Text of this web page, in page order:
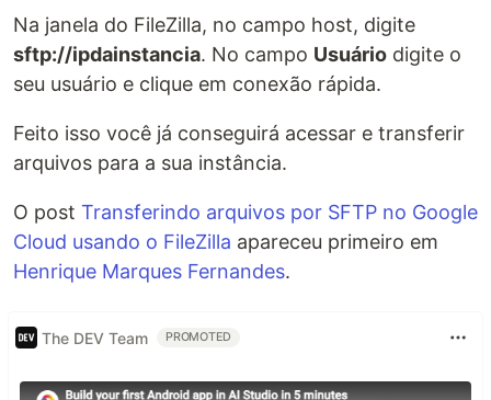
Na janela do FileZilla, no campo host, digite
sftp://ipdainstancia. No campo Usuário digite o
seu usuário e clique em conexão rápida.
Feito isso você já conseguirá acessar e transferir
arquivos para a sua instância.
O post Transferindo arquivos por SFTP no Google
Cloud usando o FileZilla apareceu primeiro em
Henrique Marques Fernandes.
The DEV Team PROMOTED